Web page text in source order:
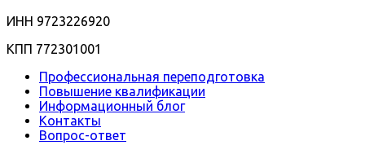
ИНН 9723226920
КПП 772301001
Профессиональная переподготовка
Повышение квалификации
Информационный блог
Контакты
Вопрос-ответ